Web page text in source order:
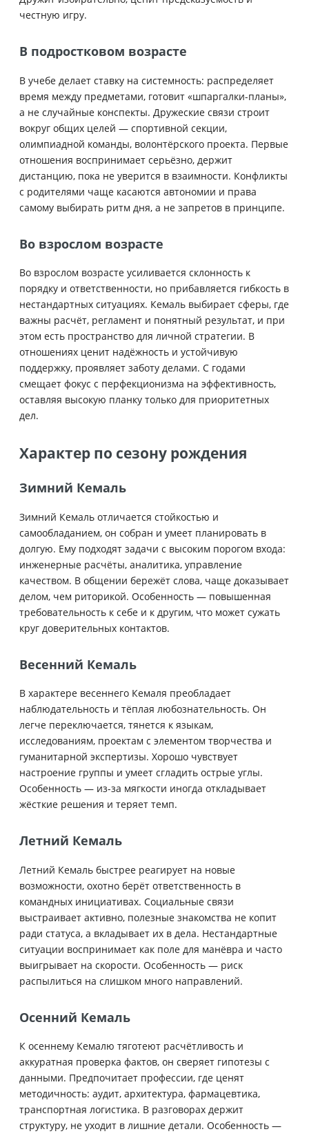
честную игру.
В подростковом возрасте
В учебе делает ставку на системность: распределяет
время между предметами, готовит «шпаргалки-планы»,
а не случайные конспекты. Дружеские связи строит
вокруг общих целей — спортивной секции,
олимпиадной команды, волонтёрского проекта. Первые
отношения воспринимает серьёзно, держит
дистанцию, пока не уверится в взаимности. Конфликты
с родителями чаще касаются автономии и права
самому выбирать ритм дня, а не запретов в принципе.
Во взрослом возрасте
Во взрослом возрасте усиливается склонность к
порядку и ответственности, но прибавляется гибкость в
нестандартных ситуациях. Кемаль выбирает сферы, где
важны расчёт, регламент и понятный результат, и при
этом есть пространство для личной стратегии. В
отношениях ценит надёжность и устойчивую
поддержку, проявляет заботу делами. С годами
смещает фокус с перфекционизма на эффективность,
оставляя высокую планку только для приоритетных
дел.
Характер по сезону рождения
Зимний Кемаль
Зимний Кемаль отличается стойкостью и
самообладанием, он собран и умеет планировать в
долгую. Ему подходят задачи с высоким порогом входа:
инженерные расчёты, аналитика, управление
качеством. В общении бережёт слова, чаще доказывает
делом, чем риторикой. Особенность — повышенная
требовательность к себе и к другим, что может сужать
круг доверительных контактов.
Весенний Кемаль
В характере весеннего Кемаля преобладает
наблюдательность и тёплая любознательность. Он
легче переключается, тянется к языкам,
исследованиям, проектам с элементом творчества и
гуманитарной экспертизы. Хорошо чувствует
настроение группы и умеет сгладить острые углы.
Особенность — из-за мягкости иногда откладывает
жёсткие решения и теряет темп.
Летний Кемаль
Летний Кемаль быстрее реагирует на новые
возможности, охотно берёт ответственность в
командных инициативах. Социальные связи
выстраивает активно, полезные знакомства не копит
ради статуса, а вкладывает их в дела. Нестандартные
ситуации воспринимает как поле для манёвра и часто
выигрывает на скорости. Особенность — риск
распылиться на слишком много направлений.
Осенний Кемаль
К осеннему Кемалю тяготеют расчётливость и
аккуратная проверка фактов, он сверяет гипотезы с
данными. Предпочитает профессии, где ценят
методичность: аудит, архитектура, фармацевтика,
транспортная логистика. В разговорах держит
структуру, не уходит в лишние детали. Особенность —